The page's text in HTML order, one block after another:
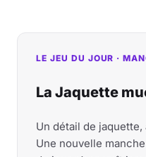
LE JEU DU JOUR ·
La Jaquette
Un détail de
Une nouvelle